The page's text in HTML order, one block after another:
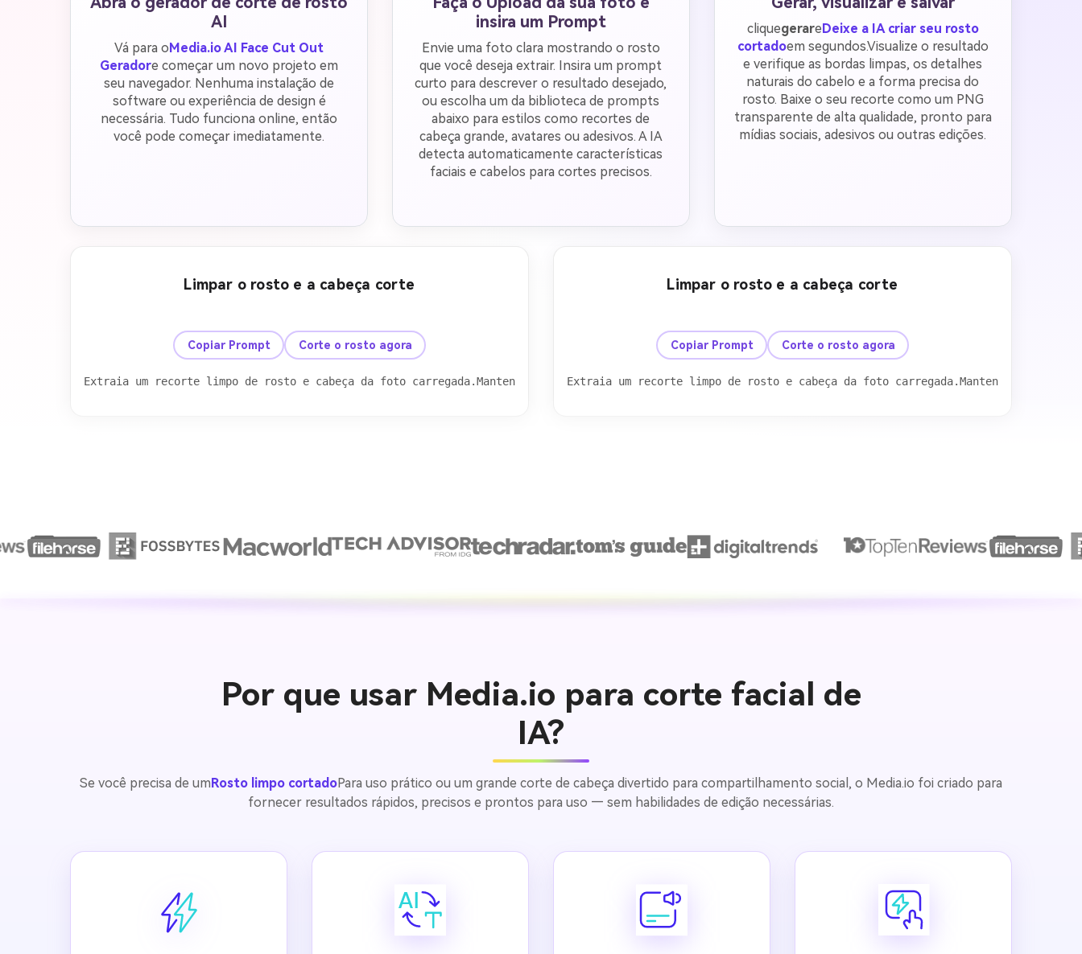
AI
Vá para oMedia.io AI Face Cut Out
Geradore começar um novo projeto em
seu navegador. Nenhuma instalação de
software ou experiência de design é
necessária. Tudo funciona online, então
você pode começar imediatamente.
insira um Prompt
Envie uma foto clara mostrando o rosto
que você deseja extrair. Insira um prompt
curto para descrever o resultado desejado,
ou escolha um da biblioteca de prompts
abaixo para estilos como recortes de
cabeça grande, avatares ou adesivos. A IA
detecta automaticamente características
faciais e cabelos para cortes precisos.
cliquegerareDeixe a IA criar seu rosto
cortadoem segundos.Visualize o resultado
e verifique as bordas limpas, os detalhes
naturais do cabelo e a forma precisa do
rosto. Baixe o seu recorte como um PNG
transparente de alta qualidade, pronto para
mídias sociais, adesivos ou outras edições.
Limpar o rosto e a cabeça corte
Copiar Prompt Corte o rosto agora
Limpar o rosto e a cabeça corte
Copiar Prompt Corte o rosto agora
Extraia um recorte limpo de rosto e cabeça da foto carregada.Mantenha toda a
Por que usar Media.io para corte facial de
IA?
Se você precisa de umRosto limpo cortadoPara uso prático ou um grande corte de cabeça divertido para compartilhamento social, o Media.io foi criado para
fornecer resultados rápidos, precisos e prontos para uso — sem habilidades de edição necessárias.